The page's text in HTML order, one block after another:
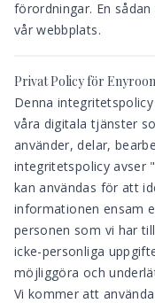
förordningar. En
vår webbplats.
Privat Policy för
Denna
våra digitala tjänster
använder, delar,
integritetspolicy avser
kan användas för att
informationen ensam
personen som vi har
icke-personliga
möjliggöra och
Vi kommer att